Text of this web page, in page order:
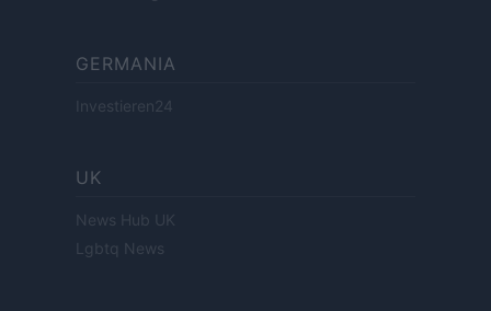
GERMANIA
Investieren24
UK
News Hub UK
Lgbtq News